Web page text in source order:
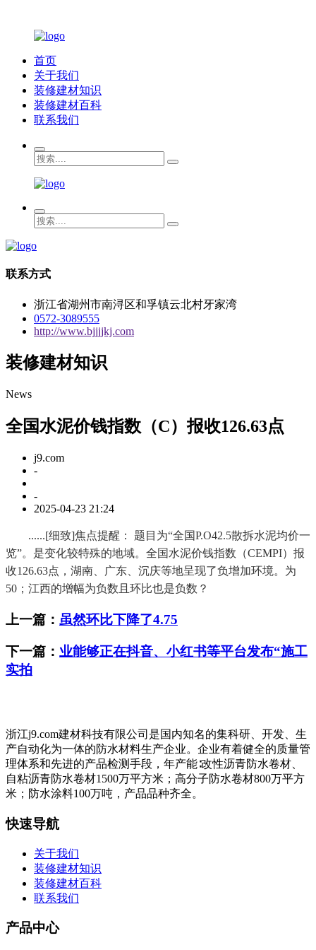
首页
关于我们
装修建材知识
装修建材百科
联系我们
联系方式
浙江省湖州市南浔区和孚镇云北村牙家湾
0572-3089555
http://www.bjjjjkj.com
装修建材知识
News
全国水泥价钱指数（C）报收126.63点
j9.com
-
-
2025-04-23 21:24
......[细致]焦点提醒： 题目为“全国P.O42.5散拆水泥均价一
览”。是变化较特殊的地域。全国水泥价钱指数（CEMPI）报
收126.63点，湖南、广东、沉庆等地呈现了负增加环境。为
50；江西的增幅为负数且环比也是负数？
上一篇： 虽然环比下降了4.75
下一篇： 业能够正在抖音、小红书等平台发布“施工
实拍
浙江j9.com建材科技有限公司是国内知名的集科研、开发、生
产自动化为一体的防水材料生产企业。企业有着健全的质量管
理体系和先进的产品检测手段，年产能∶改性沥青防水卷材、
自粘沥青防水卷材1500万平方米；高分子防水卷材800万平方
米；防水涂料100万吨，产品品种齐全。
快速导航
关于我们
装修建材知识
装修建材百科
联系我们
产品中心